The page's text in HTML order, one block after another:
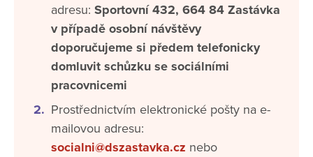
adresu: Sportovní 432, 664 84 Zastávka
v případě osobní návštěvy
doporučujeme si předem telefonicky
domluvit schůzku se sociálními
pracovnicemi
Prostřednictvím elektronické pošty na e-
mailovou adresu:
socialni@dszastavka.cz nebo